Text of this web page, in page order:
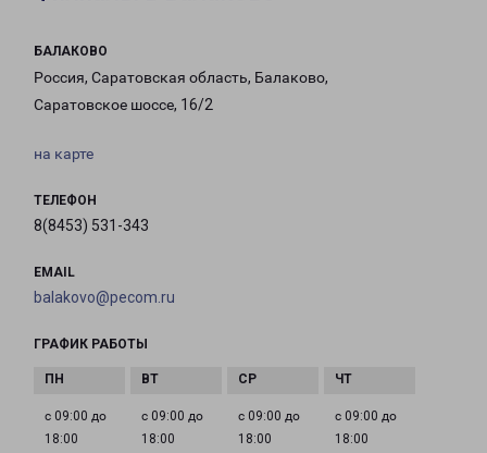
БАЛАКОВО
Россия, Саратовская область, Балаково,
Саратовское шоссе, 16/2
на карте
ТЕЛЕФОН
8(8453) 531-343
EMAIL
balakovo@pecom.ru
ГРАФИК РАБОТЫ
с 09:00 до
18:00
с 09:00 до
18:00
с 09:00 до
18:00
с 09:00 до
18:00